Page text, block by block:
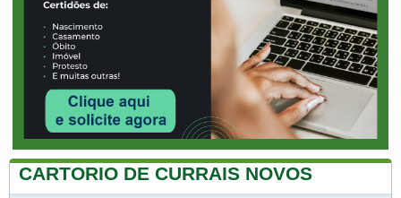
CARTORIO DE CURRAIS NOVOS